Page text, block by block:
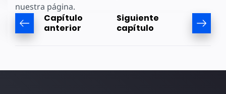
nuestra página.
Capítulo
anterior
Siguiente
capítulo